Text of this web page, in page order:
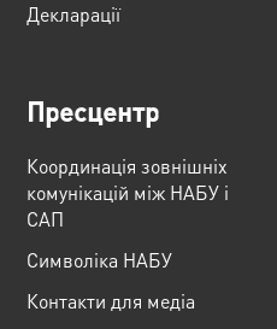
Декларації
Пресцентр
Координація зовнішніх
комунікацій між НАБУ і
САП
Cимволіка НАБУ
Контакти для медіа